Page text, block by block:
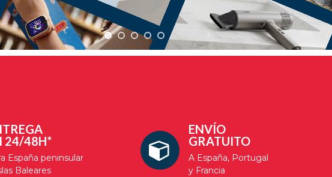
24/48H*
España peninsular
Baleares
ENVÍO
GRATUITO
A España, Portugal
y Francia